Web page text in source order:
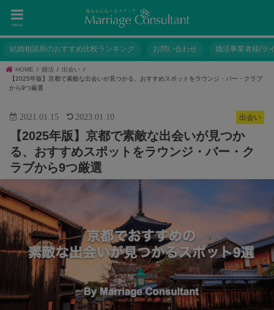
menu
結婚相談所のおすすめ比較ランキング お問い合わせ 婚活事業者様/ラ
HOME 婚活
出会い
【2025年版】京都で素敵な出会いが見つかる、おすすめスポットをラウンジ・バー・クラブ
から9つ厳選
出会い
2021.01.15 2023.01.10
【2025年版】京都で素敵な出会いが見つか
る、おすすめスポットをラウンジ・バー・ク
ラブから9つ厳選